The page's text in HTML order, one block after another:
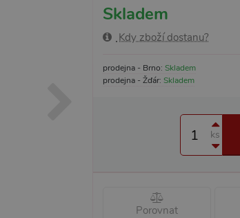
Skladem
Kdy zboží dostanu?
prodejna - Brno: Skladem
prodejna - Žďár: Skladem
ks
Porovnat